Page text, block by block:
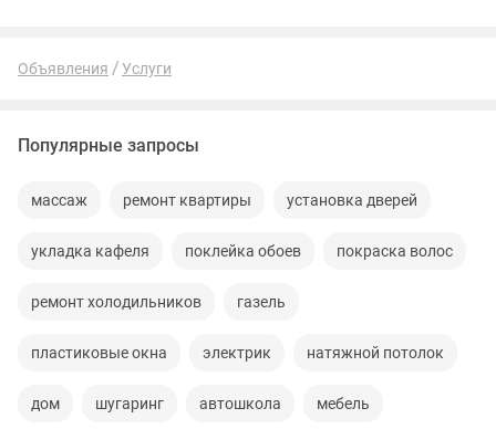
Объявления Услуги
Популярные запросы
массаж ремонт квартиры установка дверей
укладка кафеля поклейка обоев покраска волос
ремонт холодильников газель
пластиковые окна электрик натяжной потолок
дом шугаринг автошкола мебель